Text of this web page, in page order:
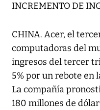
INCREMENTO DE
CHINA. Acer, el
computadoras del
ingresos del tercer
5% por un rebote en
La compañía
180 millones de